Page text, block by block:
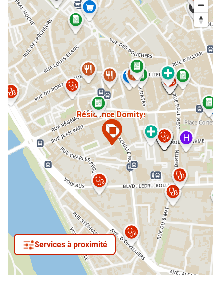
Services à proximité